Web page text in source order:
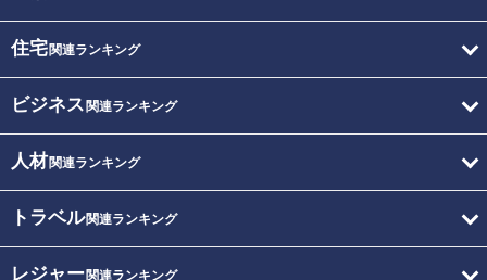
住宅関連ランキング
ビジネス 関連ランキング
人材関連ランキング
トラベル関連ランキング
レジャー関連ランキング